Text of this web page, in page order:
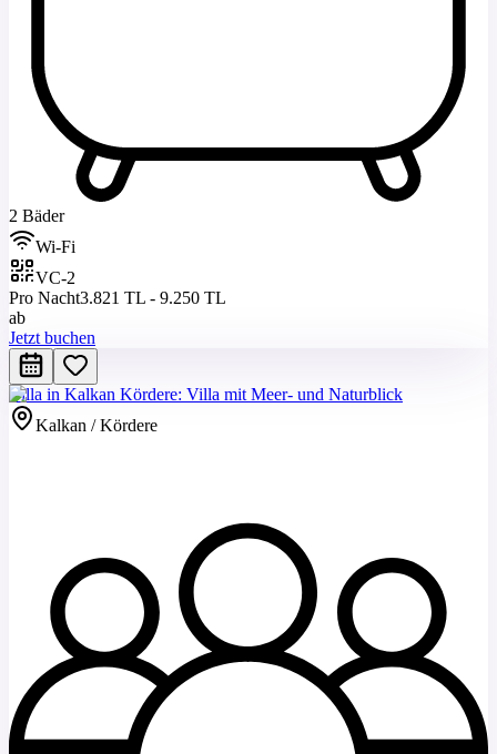
2 Bäder
Wi-Fi
VC-2
Pro Nacht3.821 TL - 9.250 TL
ab
Jetzt buchen
Villa in Kalkan Kördere: Villa mit Meer- und Naturblick
Kalkan / Kördere